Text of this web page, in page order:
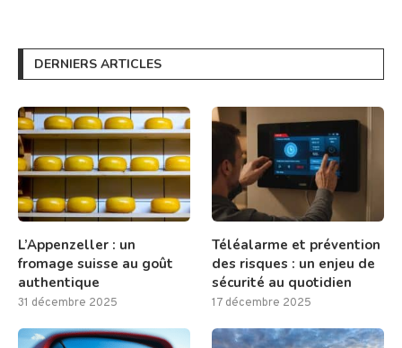
DERNIERS ARTICLES
L’Appenzeller : un
fromage suisse au goût
authentique
31 décembre 2025
Téléalarme et prévention
des risques : un enjeu de
sécurité au quotidien
17 décembre 2025